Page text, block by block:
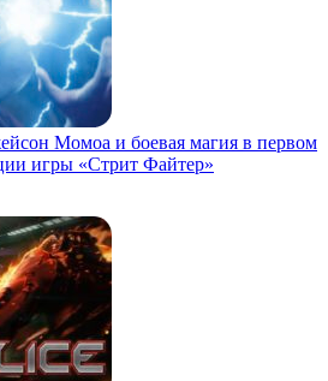
Момоа и боевая магия в первом
игры «Стрит Файтер»